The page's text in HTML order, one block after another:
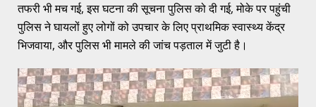
तफरी भी मच गई, इस घटना की सूचना पुलिस को दी गई, मोके पर पहुंची
पुलिस ने घायलों हुए लोगों को उपचार के लिए प्राथमिक स्वास्थ्य केंद्र
भिजवाया, और पुलिस भी मामले की जांच पड़ताल में जुटी है।